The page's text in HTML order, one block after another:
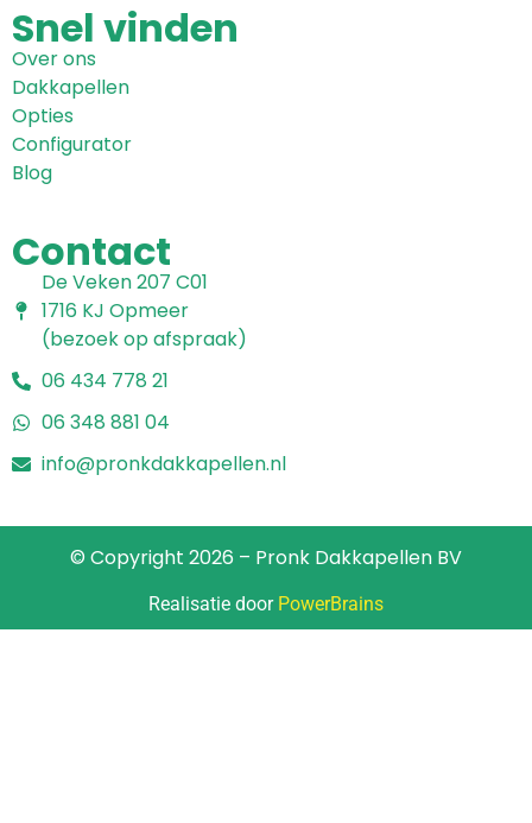
Snel vinden
Over ons
Dakkapellen
Opties
Configurator
Blog
Contact
De Veken 207 C01
1716 KJ Opmeer
(bezoek op afspraak)
06 434 778 21
06 348 881 04
info@pronkdakkapellen.nl
© Copyright 2026 – Pronk Dakkapellen BV
Realisatie door PowerBrains